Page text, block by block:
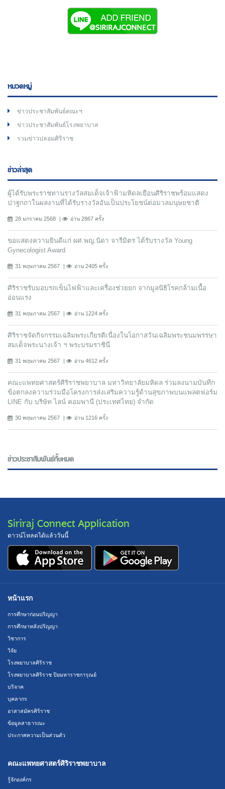
หมวดหมู่
ข่าวประชาสัมพันธ์คณะฯ
ข่าวประชาสัมพันธ์โรงพยาบาล
รวมข่าวปลอมศิริราช
ข่าวล่าสุด
ผู้ได้รับพระราชทานรางวัลสมเด็จเจ้าฟ้ามหิดลเยือนศิริราชพร้อมแสดง
ปาฐกถาในผลงานที่ได้รับรางวัลอันเป็นประโยชน์ต่อมวลมนุษยชาติ
28 มกราคม 2568 อ่าน 2867 ครั้ง
ขอแสดงความยินดีแก่ ผศ.พญ.นิดา จารีมิตร ได้รับรางวัล Young
Gynecologist Award
31 พฤษภาคม 2567 อ่าน 2405 ครั้ง
ศิริราชรับมอบรถเข็นไฟฟ้าและเครื่องช่วยยก จากมูลนิธิโรคกล้ามเนื้อ
อ่อนแรง
31 พฤษภาคม 2567 อ่าน 1224 ครั้ง
ศิริราชจัดกิจกรรมเฉลิมพระเกียรติเนื่องในโอกาสวันเฉลิมพระชนมพรรษา
สมเด็จพระนางเจ้า ฯ พระบรมราชินี
31 พฤษภาคม 2567 อ่าน 4612 ครั้ง
คณะแพทยศาสตร์ศิริราชพยาบาล มหาวิทยาลัยมหิดล ร่วมลงนามบันทึก
ข้อตกลงความร่วมมือโครงการส่งเสริมความรู้ด้านสุขภาพบนแพลตฟอร์ม
LINE กับ บริษัท ไลน์ คอมพานี (ประเทศไทย) จํากัด
30 พฤษภาคม 2567 อ่าน 1216 ครั้ง
ข่าวประชาสัมพันธ์ทั้งหมด
Siriraj Connect Application
ดาวน์โหลดได้แล้ววันนี้
หน้าแรก
การศึกษาก่อนปริญญา
การศึกษาหลังปริญญา
วิชาการ
วิจัย
โรงพยาบาลศิริราช
โรงพยาบาลศิริราช ปิยมหาราชการุณย์
บริจาค
บุคลากร
อาสาสมัครศิริราช
ข้อมูลสาธารณะ
ประกาศความเป็นส่วนตัว
คณะแพทยศาสตร์ศิริราชพยาบาล
รู้จักองค์กร